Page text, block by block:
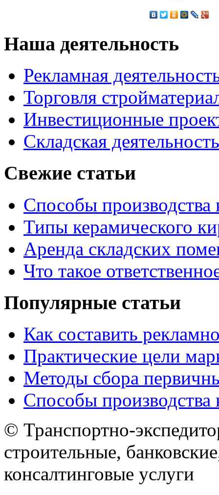
Наша деятельность
Рекламная
Торговля
Инвестиционные
Складская деятельность
Свежие статьи
Способы производства
Типы керамического
Аренда складских
Что такое
Популярные статьи
Как составить
Практические цели
Методы сбора
Способы производства
© Транспортно-
строительные,
консалтинговые услуги